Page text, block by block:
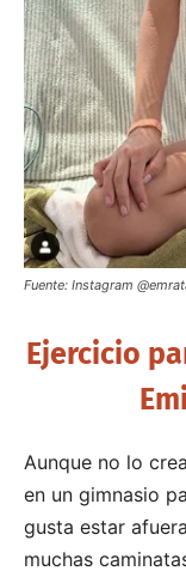
Fuente: Instagram
Ejercicio
Aunque no lo
en un gimnasio
gusta estar
muchas